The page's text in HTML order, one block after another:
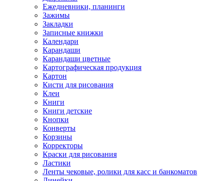
Ежедневники, планинги
Зажимы
Закладки
Записные книжки
Календари
Карандаши
Карандаши цветные
Картографическая продукция
Картон
Кисти для рисования
Клеи
Книги
Книги детские
Кнопки
Конверты
Корзины
Корректоры
Краски для рисования
Ластики
Ленты чековые, ролики для касс и банкоматов